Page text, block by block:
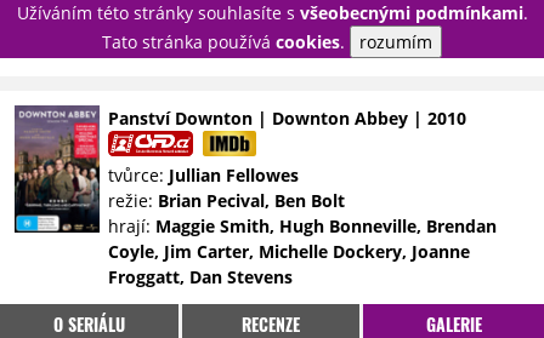
Užíváním této stránky souhlasíte s všeobecnými podmínkami.
Tato stránka používá cookies. rozumím
PŘIHLÁSIT
NOVINKY
TÉMATA
RECENZE
EPIZODY
KULT
TRAILERY
GALERIE
DISKUZE
STATISTIKY
Panství Downton | Downton Abbey | 2010
tvůrce: Jullian Fellowes
režie: Brian Pecival, Ben Bolt
hrají: Maggie Smith, Hugh Bonneville, Brendan
Coyle, Jim Carter, Michelle Dockery, Joanne
Froggatt, Dan Stevens
O SERIÁLU RECENZE GALERIE